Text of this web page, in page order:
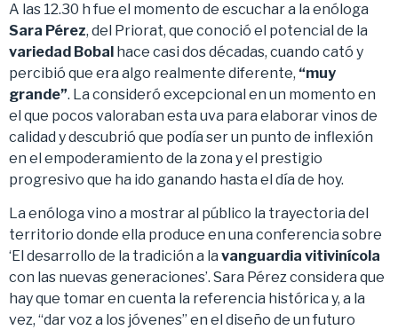
A las 12.30 h fue el momento de escuchar a la enóloga
Sara Pérez, del Priorat, que conoció el potencial de la
variedad Bobal hace casi dos décadas, cuando cató y
percibió que era algo realmente diferente, “muy
grande”. La consideró excepcional en un momento en
el que pocos valoraban esta uva para elaborar vinos de
calidad y descubrió que podía ser un punto de inflexión
en el empoderamiento de la zona y el prestigio
progresivo que ha ido ganando hasta el día de hoy.
La enóloga vino a mostrar al público la trayectoria del
territorio donde ella produce en una conferencia sobre
‘El desarrollo de la tradición a la vanguardia vitivinícola
con las nuevas generaciones’. Sara Pérez considera que
hay que tomar en cuenta la referencia histórica y, a la
vez, “dar voz a los jóvenes” en el diseño de un futuro